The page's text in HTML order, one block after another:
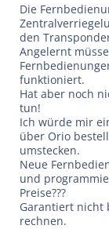
Die
den
Angelernt
funktioniert.
Hat aber noch
tun!
Ich würde mir
über Orio
umstecken.
Neue
und
Preise???
Garantiert nicht
rechnen.